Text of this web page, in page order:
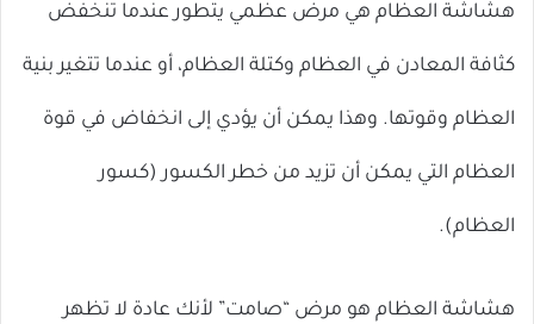
هشاشة العظام هي مرض عظمي يتطور عندما تنخفض
كثافة المعادن في العظام وكتلة العظام، أو عندما تتغير بنية
العظام وقوتها. وهذا يمكن أن يؤدي إلى انخفاض في قوة
العظام التي يمكن أن تزيد من خطر الكسور (كسور
العظام).
هشاشة العظام هو مرض “صامت” لأنك عادة لا تظهر